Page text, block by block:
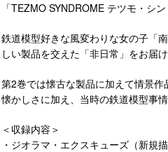
「TEZMO SYNDROME テツモ・シン
鉄道模型好きな風変わりな女の子「
しい製品を交えた「非日常」をお届
第2巻では懐古な製品に加えて情景作
懐かしさに加え、当時の鉄道模型事
＜収録内容＞
・ジオラマ・エクスキューズ（新規描